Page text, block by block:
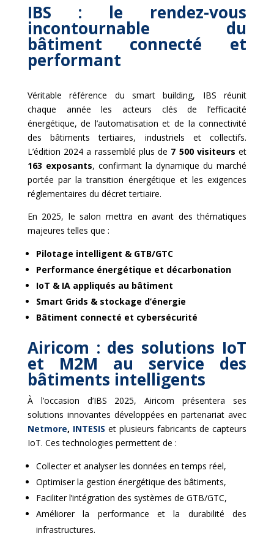
IBS : le rendez-vous
incontournable du
bâtiment connecté et
performant
Véritable référence du smart building, IBS réunit
chaque année les acteurs clés de l’efficacité
énergétique, de l’automatisation et de la connectivité
des bâtiments tertiaires, industriels et collectifs.
L’édition 2024 a rassemblé plus de 7 500 visiteurs et
163 exposants, confirmant la dynamique du marché
portée par la transition énergétique et les exigences
réglementaires du décret tertiaire.
En 2025, le salon mettra en avant des thématiques
majeures telles que :
Pilotage intelligent & GTB/GTC
Performance énergétique et décarbonation
IoT & IA appliqués au bâtiment
Smart Grids & stockage d’énergie
Bâtiment connecté et cybersécurité
Airicom : des solutions IoT
et M2M au service des
bâtiments intelligents
À l’occasion d’IBS 2025, Airicom présentera ses
solutions innovantes développées en partenariat avec
Netmore, INTESIS et plusieurs fabricants de capteurs
IoT. Ces technologies permettent de :
Collecter et analyser les données en temps réel,
Optimiser la gestion énergétique des bâtiments,
Faciliter l’intégration des systèmes de GTB/GTC,
Améliorer la performance et la durabilité des
infrastructures.